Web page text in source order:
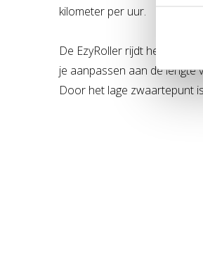
kilometer per uur.
De EzyRoller rijdt het lichtst
je aanpassen aan de lengte
Door het lage zwaartepunt